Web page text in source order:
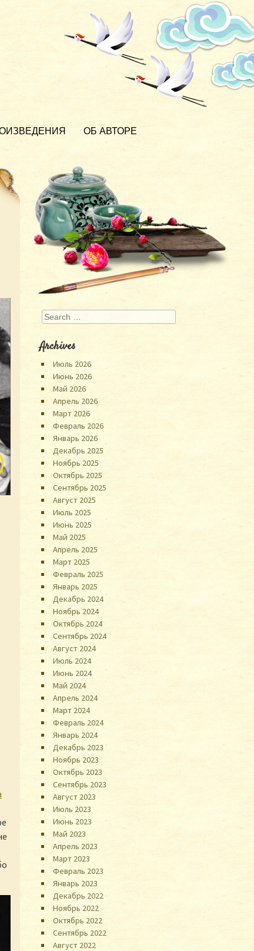
ОБ АВТОРЕ
Search
Archives
Июль 2026
Июнь 2026
Май 2026
Апрель 2026
Март 2026
Февраль 2026
Январь 2026
Декабрь 2025
Ноябрь 2025
Октябрь 2025
Сентябрь 2025
Август 2025
Июль 2025
Июнь 2025
Май 2025
Апрель 2025
Март 2025
Февраль 2025
Январь 2025
Декабрь 2024
Ноябрь 2024
Октябрь 2024
Сентябрь 2024
Август 2024
Июль 2024
Июнь 2024
Май 2024
Апрель 2024
Март 2024
Февраль 2024
Январь 2024
Декабрь 2023
Ноябрь 2023
Октябрь 2023
Сентябрь 2023
Август 2023
Июль 2023
Июнь 2023
Май 2023
Апрель 2023
Март 2023
Февраль 2023
Январь 2023
Декабрь 2022
Ноябрь 2022
Октябрь 2022
Сентябрь 2022
Август 2022